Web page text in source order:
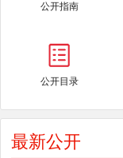
公开指南
公开目录
最新公开